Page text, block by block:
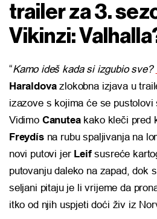
trailer za 3.
Vikinzi:
“Kamo ideš kada si izgubio sve?
Haraldovazlokobna izjava u
izazove s kojima će se pustolovi
Vidimo Canuteakako kleči pred
Freydísna rubu spaljivanja na
novi putovi jer Leifsusreće
putovanju daleko na zapad, dok
seljani pitaju je li vrijeme da
itko od njih uspjeti doći živ iz